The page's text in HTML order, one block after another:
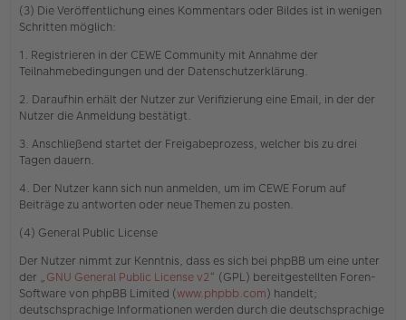
(3) Die Veröffentlichung eines Kommentars oder Bildes ist in wenigen
Schritten möglich:
1. Registrieren in der CEWE Community mit Annahme der
Teilnahmebedingungen und der Datenschutzerklärung.
2. Daraufhin erhält der Nutzer zur Verifizierung eine Email, in der der
Nutzer die Anmeldung bestätigt.
3. Anschließend startet der Freigabeprozess, welcher bis zu drei
Tagen dauern.
4. Der Nutzer kann sich nun anmelden, um im CEWE Forum auf
Beiträge zu antworten oder neue Themen zu posten.
(4) General Public License
Der Nutzer nimmt zur Kenntnis, dass es sich bei phpBB um eine unter
der „GNU General Public License v2“ (GPL) bereitgestellten Foren-
Software von phpBB Limited (www.phpbb.com) handelt;
deutschsprachige Informationen werden durch die deutschsprachige